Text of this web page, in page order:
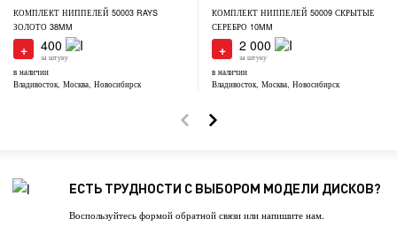
КОМПЛЕКТ НИППЕЛЕЙ 50003 RAYS
ЗОЛОТО 38MM
+ 400
за штуку
в наличии
Владивосток, Москва, Новосибирск
КОМПЛЕКТ НИППЕЛЕЙ 50009 СКРЫТЫЕ
СЕРЕБРО 10MM
+ 2 000
за штуку
в наличии
Владивосток, Москва, Новосибирск
ЕСТЬ ТРУДНОСТИ С ВЫБОРОМ МОДЕЛИ ДИСКОВ?
Воспользуйтесь формой обратной связи или напишите нам.